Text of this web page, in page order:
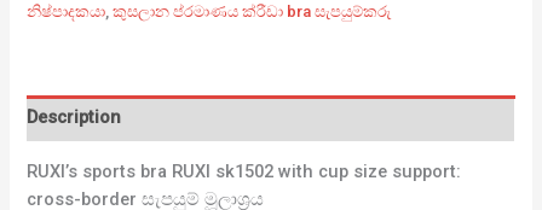
නිෂ්පාදකයා ,කුසලාන ප්රමාණය ක්රීඩා bra සැපයුම්කරු
Description
RUXI’s sports bra RUXI sk1502 with cup size support:
cross-border සැපයුම් මූලාශ්‍රය